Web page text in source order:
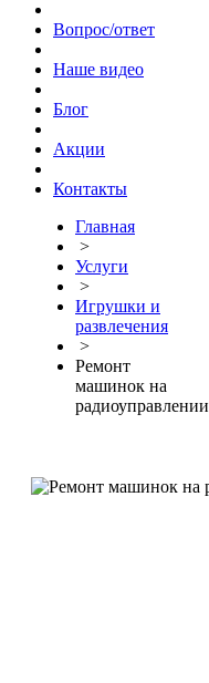
Вопрос/ответ
Наше видео
Блог
Акции
Контакты
Главная
>
Услуги
>
Игрушки и
развлечения
>
Ремонт
машинок на
радиоуправлении